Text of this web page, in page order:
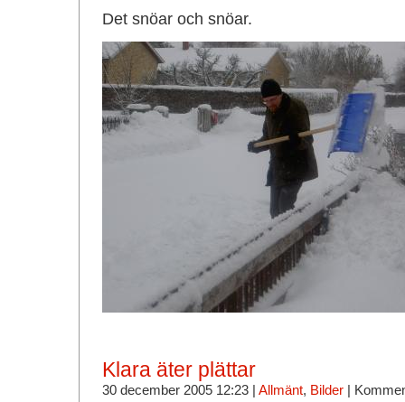
Det snöar och snöar.
Klara äter plättar
30 december 2005 12:23 | Allmänt, Bilder|